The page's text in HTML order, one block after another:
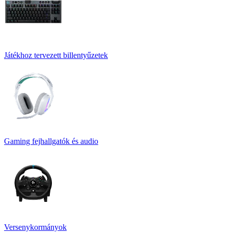
Játékhoz tervezett billentyűzetek
Gaming fejhallgatók és audio
Versenykormányok